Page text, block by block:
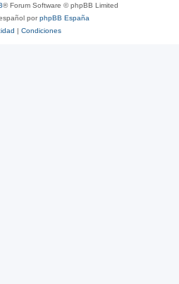
® Forum Software © phpBB Limited
porphpBB España
| Condiciones